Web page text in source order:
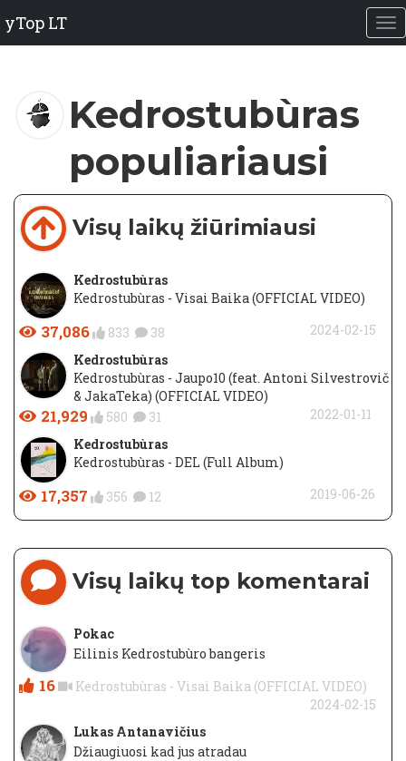
yTop LT
Kedrostubùras
populiariausi
Visų laikų žiūrimiausi
Kedrostubùras
Kedrostubùras - Visai Baika (OFFICIAL VIDEO)
37,086 833 38
2024-02-15
Kedrostubùras
Kedrostubùras - Jaupo10 (feat. Antoni Silvestrovič
& JakaTeka) (OFFICIAL VIDEO)
21,929 580 31
2022-01-11
Kedrostubùras
Kedrostubùras - DEL (Full Album)
17,357 356 12 2019-06-26
Visų laikų top komentarai
Pokac
Eilinis Kedrostubùro bangeris
16
Kedrostubùras - Visai Baika (OFFICIAL VIDEO)
2024-02-15
Lukas Antanavičius
Džiaugiuosi kad jus atradau